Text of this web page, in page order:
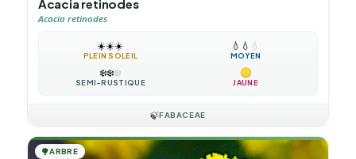
Acacia retinodes
Acacia retinodes
☀️☀️☀️
PLEIN SOLEIL
💧 💧 💧
MOYEN
❄️❄️❄️
SEMI-RUSTIQUE JAUNE
🍃FABACEAE
🌳ARBRE